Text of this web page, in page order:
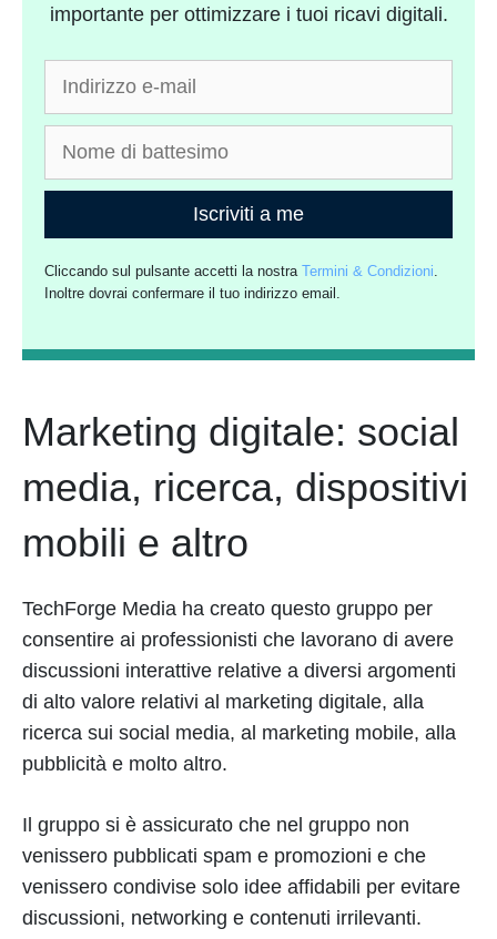
importante per ottimizzare i tuoi ricavi digitali.
Iscriviti a me
Cliccando sul pulsante accetti la nostraTermini & Condizioni
Inoltre dovrai confermare il tuo indirizzo email.
Marketing digitale: social
media, ricerca, dispositivi
mobili e altro
TechForge Media ha creato questo gruppo per
consentire ai professionisti che lavorano di avere
discussioni interattive relative a diversi argomenti
di alto valore relativi al marketing digitale, alla
ricerca sui social media, al marketing mobile, alla
pubblicità e molto altro.
Il gruppo si è assicurato che nel gruppo non
venissero pubblicati spam e promozioni e che
venissero condivise solo idee affidabili per evitare
discussioni, networking e contenuti irrilevanti.